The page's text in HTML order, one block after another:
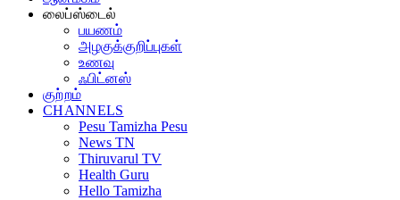
லைப்ஸ்டைல்
பயணம்
அழகுக்குறிப்புகள்
உணவு
ஃபிட்னஸ்
குற்றம்
CHANNELS
Pesu Tamizha Pesu
News TN
Thiruvarul TV
Health Guru
Hello Tamizha